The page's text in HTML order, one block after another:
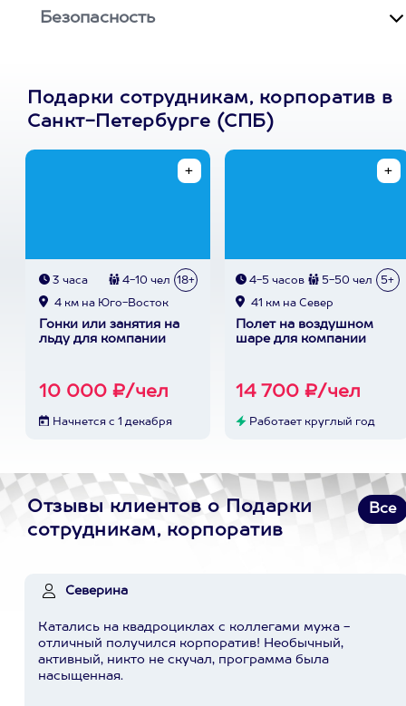
Безопасность
Подарки сотрудникам, корпоратив в
Санкт-Петербурге (СПБ)
3 часа 4-10 чел 18+
4 км на Юго-Восток
Гонки или занятия на
льду для компании
10 000 ₽/чел
Начнется с 1 декабря
4-5 часов 5-50 чел 5+
41 км на Север
Полет на воздушном
шаре для компании
14 700 ₽/чел
Работает круглый год
Отзывы клиентов о Подарки
сотрудникам, корпоратив
Все
Северина
Катались на квадроциклах с коллегами мужа -
отличный получился корпоратив! Необычный,
активный, никто не скучал, программа была
насыщенная.